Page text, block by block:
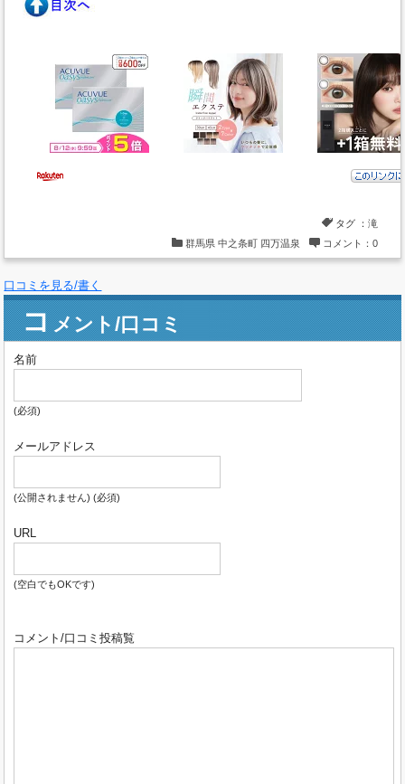
タグ ： 滝
群馬県 中之条町 四万温泉 コメント：0
口コミを見る/書く
コメント/口コミ
名前
(必須)
メールアドレス
(公開されません) (必須)
URL
(空白でもOKです)
コメント/口コミ投稿覧